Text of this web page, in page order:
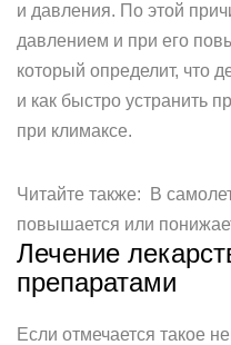
и давления. По этой
давлением и при его
который определит, что
и как быстро устранить
при климаксе.
Читайте также: В
повышается или
Лечение
препаратами
Если отмечается такое